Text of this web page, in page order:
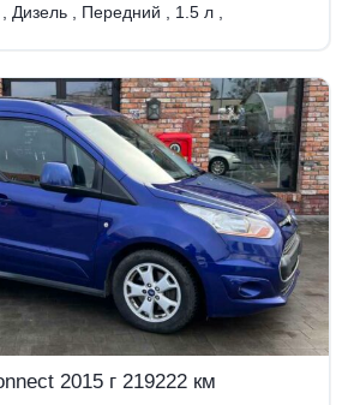
Дизель Передний 1.5 л
2015 г 219222 км